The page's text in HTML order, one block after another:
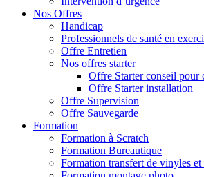
Nos Offres
Handicap
Professionnels de santé en
Offre Entretien
Nos offres starter
Offre Starter conseil pour
Offre Starter installation
Offre Supervision
Offre Sauvegarde
Formation
Formation à Scratch
Formation Bureautique
Formation transfert de vinyles et